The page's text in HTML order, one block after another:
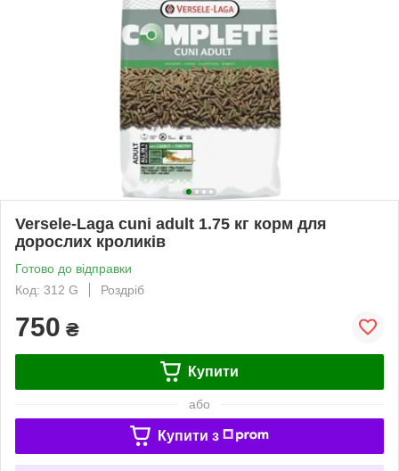
Versele-Laga cuni adult 1.75 кг корм для
дорослих кроликів
Готово до відправки
Код: 312 G
Роздріб
750 ₴
Купити
або
Купити з